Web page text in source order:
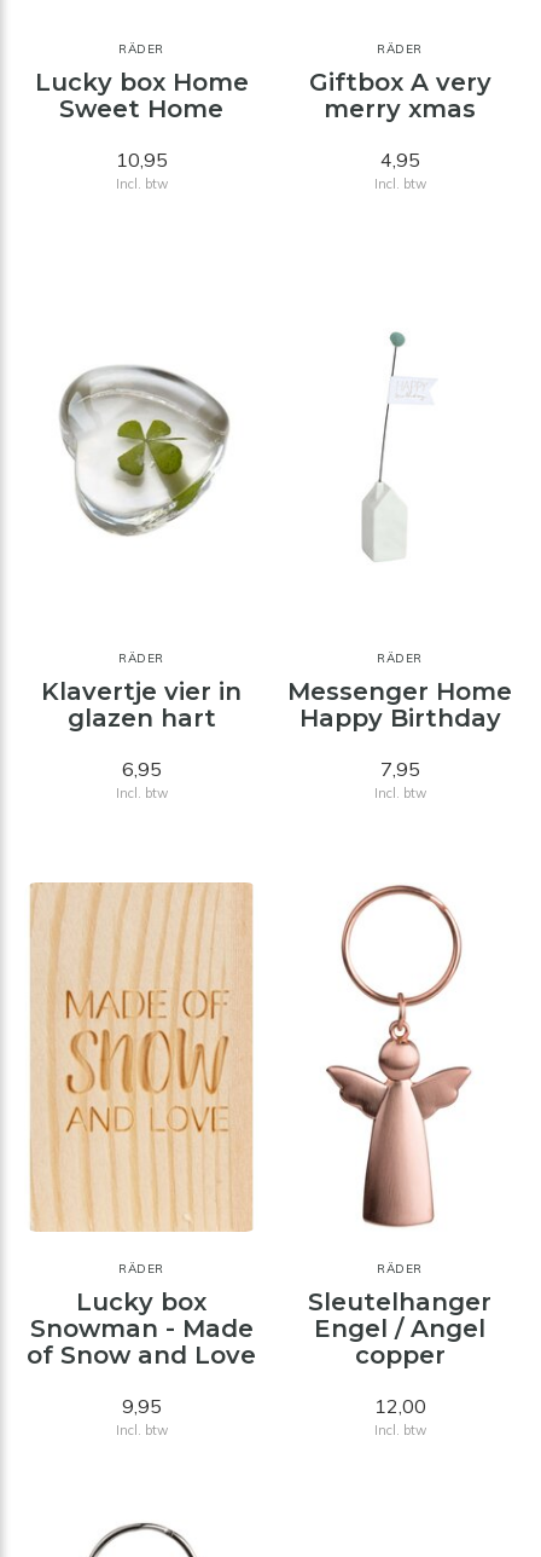
RÄDER
Lucky box Home
Sweet Home
10,95
Incl. btw
RÄDER
Giftbox A very
merry xmas
4,95
Incl. btw
RÄDER
Klavertje vier in
glazen hart
6,95
Incl. btw
RÄDER
Messenger Home
Happy Birthday
7,95
Incl. btw
RÄDER
Lucky box
Snowman - Made
of Snow and Love
9,95
Incl. btw
RÄDER
Sleutelhanger
Engel / Angel
copper
12,00
Incl. btw